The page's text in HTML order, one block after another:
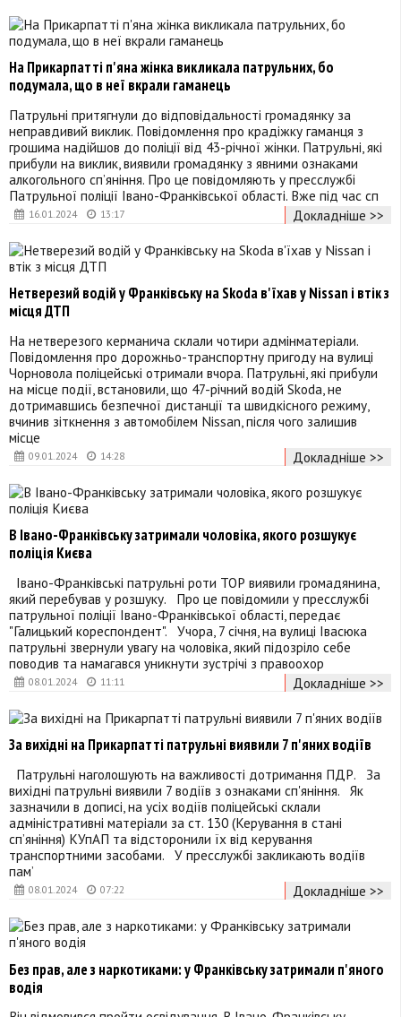
16.01.2024 13:17
На Прикарпатті п'яна жінка викликала патрульних, бо
подумала, що в неї вкрали гаманець
Патрульні притягнули до відповідальності громадянку за
неправдивий виклик. Повідомлення про крадіжку гаманця з
грошима надійшов до поліції від 43-річної жінки. Патрульні, які
прибули на виклик, виявили громадянку з явними ознаками
алкогольного сп’яніння. Про це повідомляють у пресслужбі
Патрульної поліції Івано-Франківської області. Вже під час сп
Докладніше >>
09.01.2024 14:28
Нетверезий водій у Франківську на Skoda в'їхав у Nissan і втік з
місця ДТП
На нетверезого керманича склали чотири адмінматеріали.
Повідомлення про дорожньо-транспортну пригоду на вулиці
Чорновола поліцейські отримали вчора. Патрульні, які прибули
на місце події, встановили, що 47-річний водій Skoda, не
дотримавшись безпечної дистанції та швидкісного режиму,
вчинив зіткнення з автомобілем Nissan, після чого залишив
місце
Докладніше >>
08.01.2024 11:11
В Івано-Франківську затримали чоловіка, якого розшукує
поліція Києва
Івано-Франківські патрульні роти ТОР виявили громадянина,
який перебував у розшуку. Про це повідомили у пресслужбі
патрульної поліції Івано-Франківської області, передає
"Галицький кореспондент". Учора, 7 січня, на вулиці Івасюка
патрульні звернули увагу на чоловіка, який підозріло себе
поводив та намагався уникнути зустрічі з правоохор
Докладніше >>
08.01.2024 07:22
За вихідні на Прикарпатті патрульні виявили 7 п'яних водіїв
Патрульні наголошують на важливості дотримання ПДР. За
вихідні патрульні виявили 7 водіїв з ознаками сп'яніння. Як
зазначили в дописі, на усіх водіїв поліцейські склали
адміністративні матеріали за ст. 130 (Керування в стані
сп’яніння) КУпАП та відсторонили їх від керування
транспортними засобами. У пресслужбі закликають водіїв
памʼ
Докладніше >>
Без прав, але з наркотиками: у Франківську затримали п'яного
водія